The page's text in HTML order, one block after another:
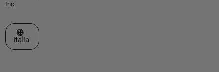
Inc.
Seleziona un sito web
Italia